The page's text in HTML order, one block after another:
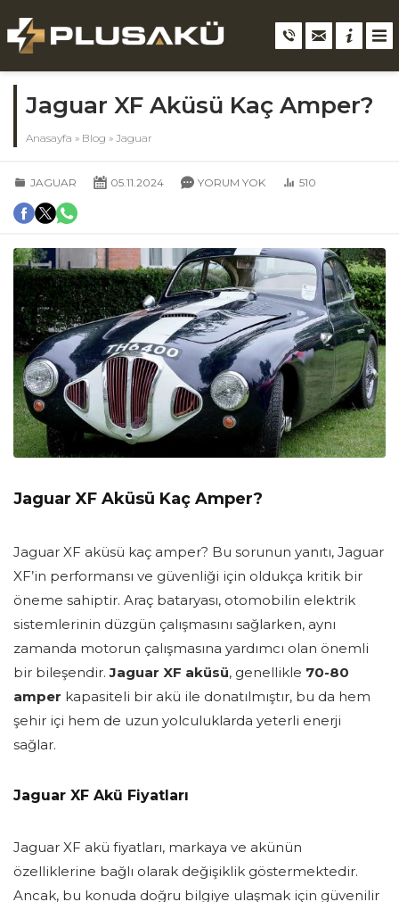
Jaguar XF Aküsü Kaç Amper?
Anasayfa » Blog » Jaguar
JAGUAR 05.11.2024 YORUM YOK 510
Jaguar XF Aküsü Kaç Amper?
Jaguar XF aküsü kaç amper? Bu sorunun yanıtı, Jaguar
XF’in performansı ve güvenliği için oldukça kritik bir
öneme sahiptir. Araç bataryası, otomobilin elektrik
sistemlerinin düzgün çalışmasını sağlarken, aynı
zamanda motorun çalışmasına yardımcı olan önemli
bir bileşendir.Jaguar XF aküsü, genellikle 70-80
amper kapasiteli bir akü ile donatılmıştır, bu da hem
şehir içi hem de uzun yolculuklarda yeterli enerji
sağlar.
Jaguar XF Akü Fiyatları
Jaguar XF akü fiyatları, markaya ve akünün
özelliklerine bağlı olarak değişiklik göstermektedir.
Ancak, bu konuda doğru bilgiye ulaşmak için güvenilir